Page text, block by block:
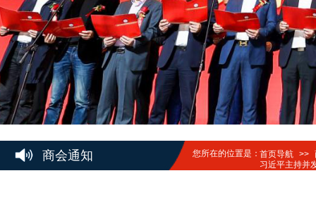
商会通知 您所在的位置是：首页导航 >>
习近平主持并